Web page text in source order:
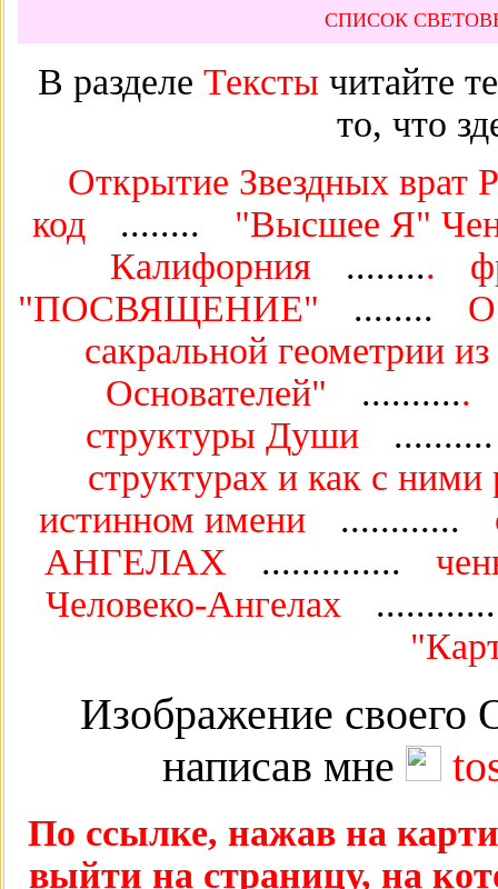
СПИСОК
В разделе Тексты читайте
то, что
Открытие Звездных врат
код
........
"Высшее Я"
Калифорния
.........
"ПОСВЯЩЕНИЕ"
........
О
сакральной геометрии
Основателей"
...........
структуры Души
структурах и как с ними
истинном имени
............
АНГЕЛАХ
..............
Человеко-Ангелах
Изображение своего
написав мне
По ссылке, нажав на
выйти на страницу, на